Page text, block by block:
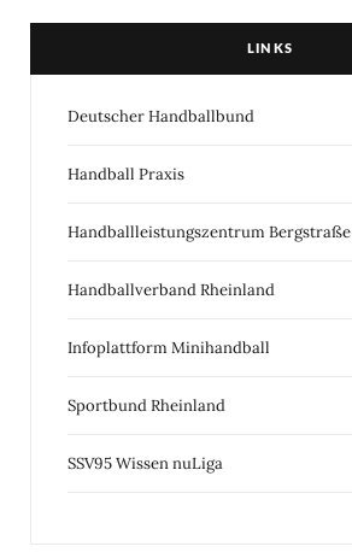
LINKS
Deutscher Handballbund
Handball Praxis
Handballleistungszentrum Bergstraße
Handballverband Rheinland
Infoplattform Minihandball
Sportbund Rheinland
SSV95 Wissen nuLiga